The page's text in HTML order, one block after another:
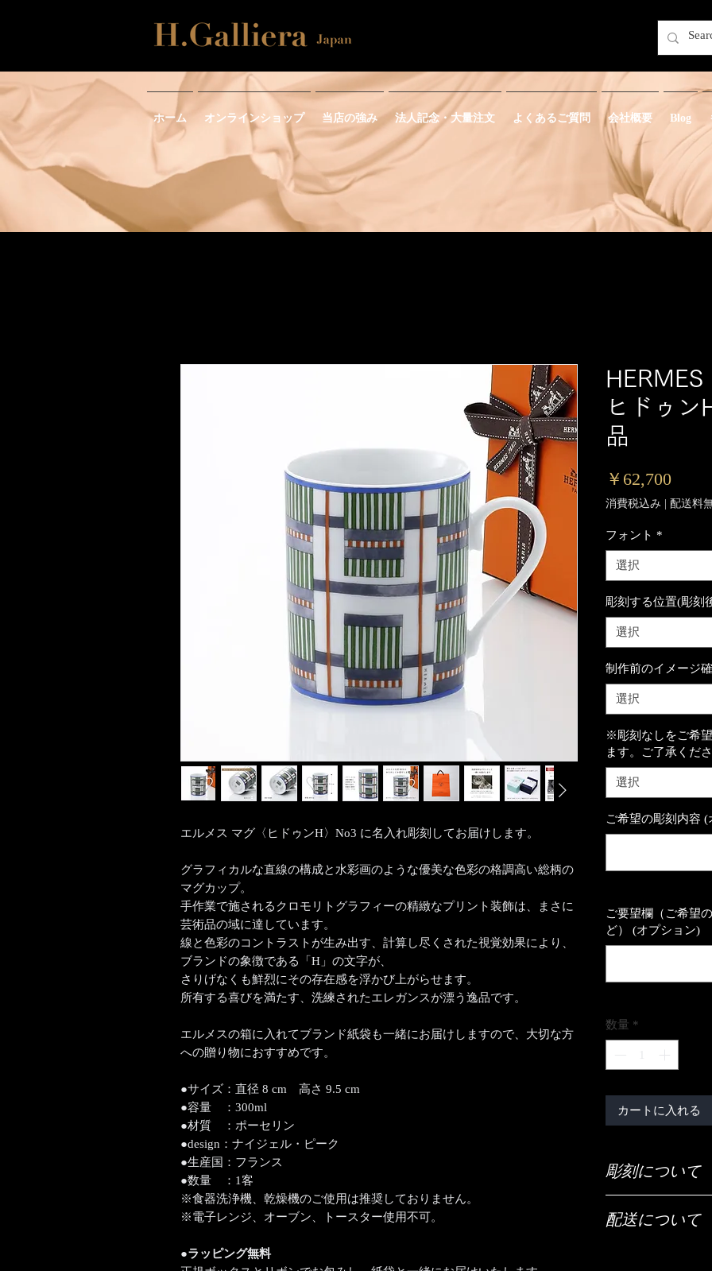
ホーム オンラインショップ 当店の強み 法人記念・大量注文 よくあるご質問 会社概要 Blog
エルメス マグ〈ヒドゥンH〉No3 に名入れ彫刻してお届けします。
グラフィカルな直線の構成と水彩画のような優美な色彩の格調高い総柄の
マグカップ。
手作業で施されるクロモリトグラフィーの精緻なプリント装飾は、まさに
芸術品の域に達しています。
線と色彩のコントラストが生み出す、計算し尽くされた視覚効果により、
ブランドの象徴である「H」の文字が、
さりげなくも鮮烈にその存在感を浮かび上がらせます。
所有する喜びを満たす、洗練されたエレガンスが漂う逸品です。
エルメスの箱に入れてブランド紙袋も一緒にお届けしますので、大切な方
への贈り物におすすめです。
●サイズ：直径 8 cm 高さ 9.5 cm
●容量 ：300ml
●材質 ：ポーセリン
●design：ナイジェル・ピーク
●生産国：フランス
●数量 ：1客
※食器洗浄機、乾燥機のご使用は推奨しておりません。
※電子レンジ、オーブン、トースター使用不可。
●ラッピング無料
ヒドゥ
品
￥62,700価
格
消費税込み 配送料
フォント *
選択
彫刻する位置(彫刻
選択
制作前のイメージ
選択
※彫刻なしをご希
ます。ご了承くださ
選択
ご希望の彫刻内容
ご要望欄（ご希望
ど） (オプション)
数量 *
カートに入れる
彫刻について
「ご希望の彫刻内容
配送について